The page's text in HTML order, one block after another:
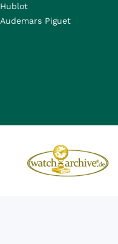
Hublot
Audemars Piguet